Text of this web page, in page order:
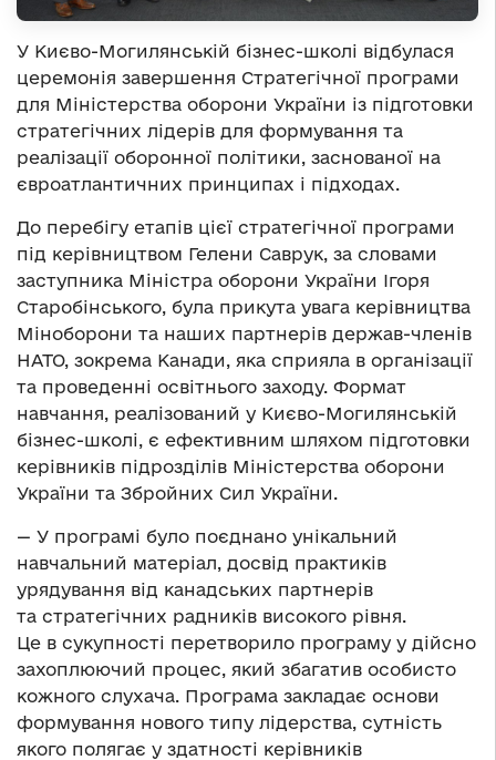
У Києво-Могилянській бізнес-школі відбулася
церемонія завершення Стратегічної програми
для Міністерства оборони України із підготовки
стратегічних лідерів для формування та
реалізації оборонної політики, заснованої на
євроатлантичних принципах і підходах.
До перебігу етапів цієї стратегічної програми
під керівництвом Гелени Саврук, за словами
заступника Міністра оборони України Ігоря
Старобінського, була прикута увага керівництва
Міноборони та наших партнерів держав-членів
НАТО, зокрема Канади, яка сприяла в організації
та проведенні освітнього заходу. Формат
навчання, реалізований у Києво-Могилянській
бізнес-школі, є ефективним шляхом підготовки
керівників підрозділів Міністерства оборони
України та Збройних Сил України.
— У програмі було поєднано унікальний
навчальний матеріал, досвід практиків
урядування від канадських партнерів
та стратегічних радників високого рівня.
Це в сукупності перетворило програму у дійсно
захоплюючий процес, який збагатив особисто
кожного слухача. Програма закладає основи
формування нового типу лідерства, сутність
якого полягає у здатності керівників